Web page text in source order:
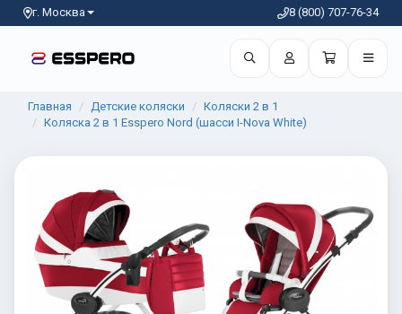
г. Москва 8 (800) 707-76-34
Главная Детские коляски
Коляски 2 в 1
Коляска 2 в 1 Esspero Nord (шасси I-Nova White)